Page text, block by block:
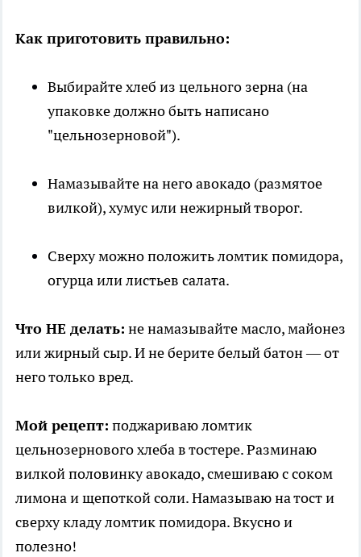
Как приготовить правильно:
Выбирайте хлеб из цельного зерна (на
упаковке должно быть написано
"цельнозерновой").
Намазывайте на него авокадо (размятое
вилкой), хумус или нежирный творог.
Сверху можно положить ломтик помидора,
огурца или листьев салата.
Что НЕ делать: не намазывайте масло, майонез
или жирный сыр. И не берите белый батон — от
него только вред.
Мой рецепт: поджариваю ломтик
цельнозернового хлеба в тостере. Разминаю
вилкой половинку авокадо, смешиваю с соком
лимона и щепоткой соли. Намазываю на тост и
сверху кладу ломтик помидора. Вкусно и
полезно!